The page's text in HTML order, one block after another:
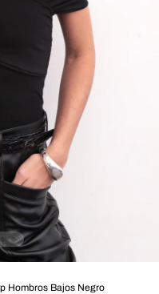
Hombros Bajos Negro